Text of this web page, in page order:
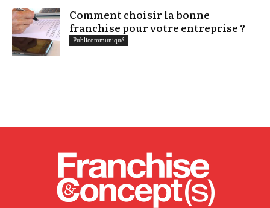
Comment choisir la bonne
franchise pour votre entreprise ?
Publicommuniqué